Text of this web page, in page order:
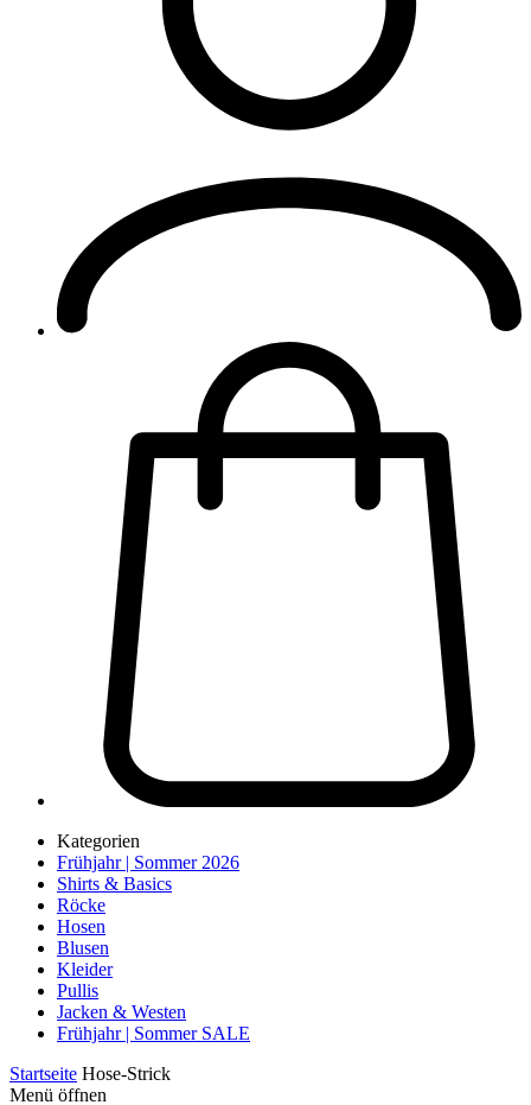
Kategorien
Frühjahr | Sommer 2026
Shirts & Basics
Röcke
Hosen
Blusen
Kleider
Pullis
Jacken & Westen
Frühjahr | Sommer SALE
Startseite Hose-Strick
Menü öffnen